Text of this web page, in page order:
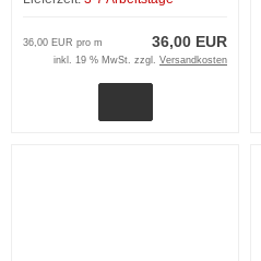
36,00 EUR
36,00 EUR pro m
inkl. 19 % MwSt. zzgl. Versandkosten